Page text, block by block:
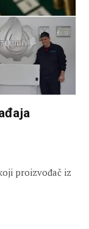
proizvođač iz